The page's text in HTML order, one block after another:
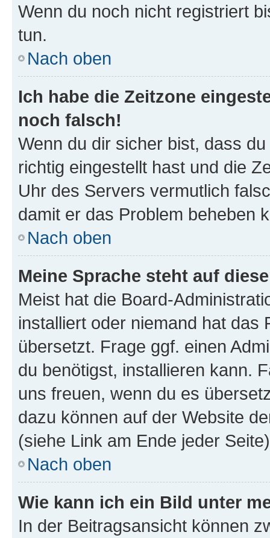
Wenn du noch nicht registriert
tun.
Nach oben
Ich habe die Zeitzone
noch falsch!
Wenn du dir sicher bist, dass
richtig eingestellt hast und die
Uhr des Servers vermutlich
damit er das Problem beheben
Nach oben
Meine Sprache steht auf
Meist hat die Board-
installiert oder niemand hat das
übersetzt. Frage ggf. einen
du benötigst, installieren kann.
uns freuen, wenn du es
dazu können auf der Website
(siehe Link am Ende jeder
Nach oben
Wie kann ich ein Bild unter
In der Beitragsansicht können